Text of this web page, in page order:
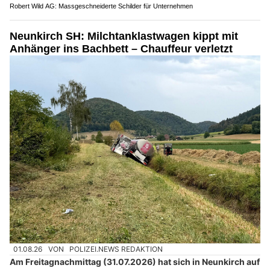
Robert Wild AG: Massgeschneiderte Schilder für Unternehmen
Neunkirch SH: Milchtanklastwagen kippt mit
Anhänger ins Bachbett – Chauffeur verletzt
01.08.26 VON POLIZEI.NEWS REDAKTION
Am Freitagnachmittag (31.07.2026) hat sich in Neunkirch auf